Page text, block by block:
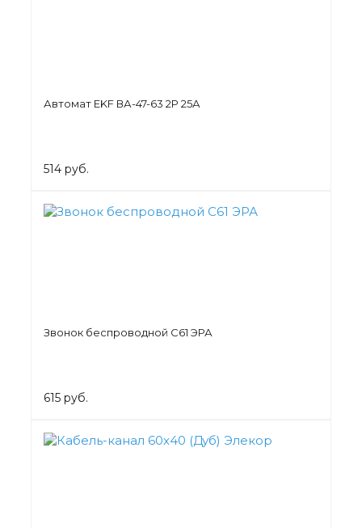
Автомат EKF ВА-47-63 2Р 25А
514 руб.
Звонок беспроводной C61 ЭРА
615 руб.